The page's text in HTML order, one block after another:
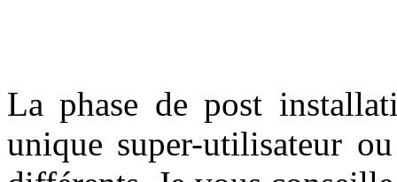
La phase de post
unique super-utilisateur